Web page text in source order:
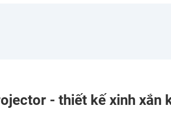
- thiết kế xinh xắn